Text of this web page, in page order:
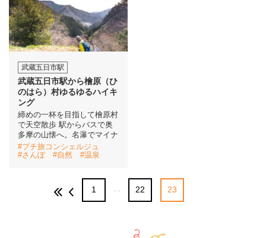
武蔵五日市駅
武蔵五日市駅から檜原（ひ
のはら）村ゆるゆるハイキ
ング
締めの一杯を目指して檜原村
で天空散歩 駅からバスで奥
多摩の山懐へ。名瀑でマイナ
#プチ旅コンシェルジュ
#さんぽ
#自然 #温泉
1 22 23